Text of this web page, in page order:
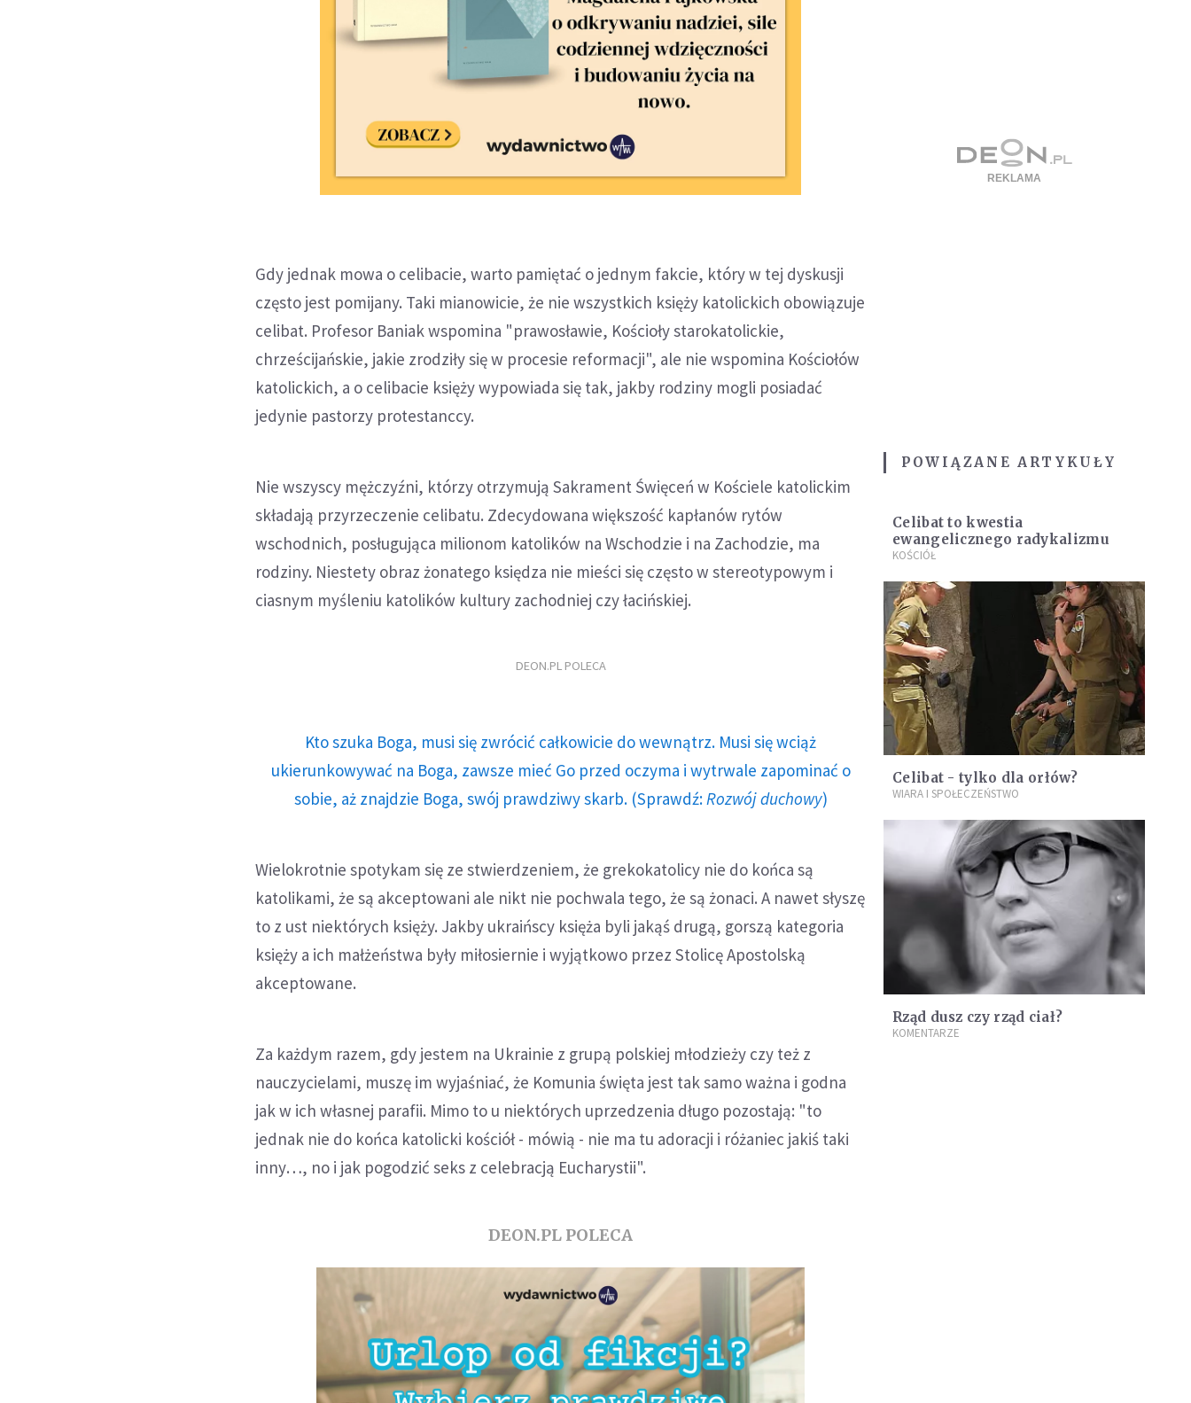
Gdy jednak mowa o celibacie, warto pamiętać o jednym fakcie, który w tej dyskusji
często jest pomijany. Taki mianowicie, że nie wszystkich księży katolickich obowiązuje
celibat. Profesor Baniak wspomina "prawosławie, Kościoły starokatolickie,
chrześcijańskie, jakie zrodziły się w procesie reformacji", ale nie wspomina Kościołów
katolickich, a o celibacie księży wypowiada się tak, jakby rodziny mogli posiadać
jedynie pastorzy protestanccy.
Nie wszyscy mężczyźni, którzy otrzymują Sakrament Święceń w Kościele katolickim
składają przyrzeczenie celibatu. Zdecydowana większość kapłanów rytów
wschodnich, posługująca milionom katolików na Wschodzie i na Zachodzie, ma
rodziny. Niestety obraz żonatego księdza nie mieści się często w stereotypowym i
ciasnym myśleniu katolików kultury zachodniej czy łacińskiej.
DEON.PL POLECA
Kto szuka Boga, musi się zwrócić całkowicie do wewnątrz. Musi się wciąż
ukierunkowywać na Boga, zawsze mieć Go przed oczyma i wytrwale zapominać o
sobie, aż znajdzie Boga, swój prawdziwy skarb. (Sprawdź: Rozwój duchowy)
Wielokrotnie spotykam się ze stwierdzeniem, że grekokatolicy nie do końca są
katolikami, że są akceptowani ale nikt nie pochwala tego, że są żonaci. A nawet słyszę
to z ust niektórych księży. Jakby ukraińscy księża byli jakąś drugą, gorszą kategoria
księży a ich małżeństwa były miłosiernie i wyjątkowo przez Stolicę Apostolską
akceptowane.
Za każdym razem, gdy jestem na Ukrainie z grupą polskiej młodzieży czy też z
nauczycielami, muszę im wyjaśniać, że Komunia święta jest tak samo ważna i godna
jak w ich własnej parafii. Mimo to u niektórych uprzedzenia długo pozostają: "to
jednak nie do końca katolicki kościół - mówią - nie ma tu adoracji i różaniec jakiś taki
inny…, no i jak pogodzić seks z celebracją Eucharystii".
DEON.PL POLECA
POWIĄZANE ARTYKUŁY
Celibat to kwestia
ewangelicznego radykalizmu
KOŚCIÓŁ
Celibat - tylko dla orłów?
WIARA I SPOŁECZEŃSTWO
Rząd dusz czy rząd ciał?
KOMENTARZE